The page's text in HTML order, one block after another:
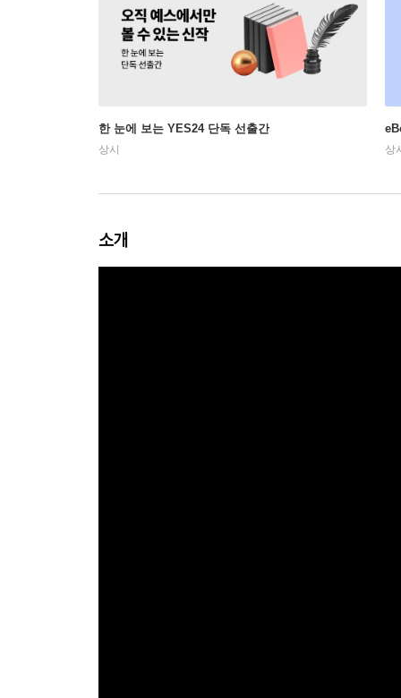
한 눈에 보는 YES24 단독 선출간
상시 상
소개